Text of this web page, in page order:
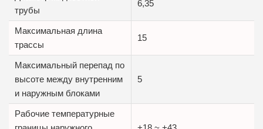
трубы
6,35
Максимальная длина
трассы
15
Максимальный перепад по
высоте между внутренним
и наружным блоками
5
Рабочие температурные